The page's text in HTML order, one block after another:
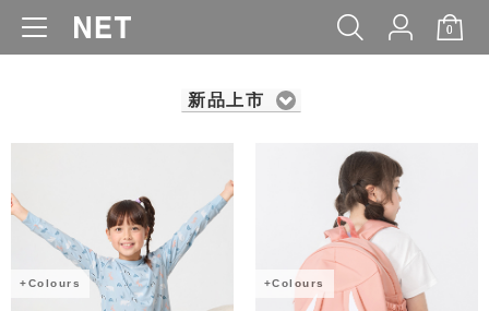
0
WOMEN MEN KIDS BABY
新品上市
+Colours +Colours